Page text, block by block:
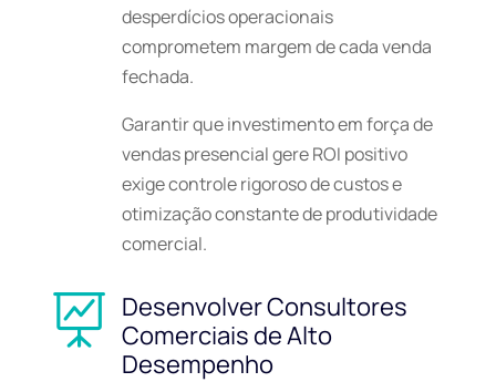
desperdícios operacionais
comprometem margem de cada venda
fechada.
Garantir que investimento em força de
vendas presencial gere ROI positivo
exige controle rigoroso de custos e
otimização constante de produtividade
comercial.

Desenvolver Consultores
Comerciais de Alto
Desempenho